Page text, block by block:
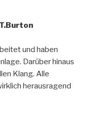
und haben
Darüber hinaus
Klang. Alle
herausragend